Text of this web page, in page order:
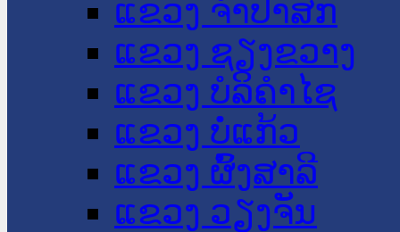
ແຂວງ ຈໍາປາສັກ
ແຂວງ ຊຽງຂວາງ
ແຂວງ ບໍລິຄໍາໄຊ
ແຂວງ ບໍ່ແກ້ວ
ແຂວງ ຜົ້ງສາລີ
ແຂວງ ວຽງຈັນ